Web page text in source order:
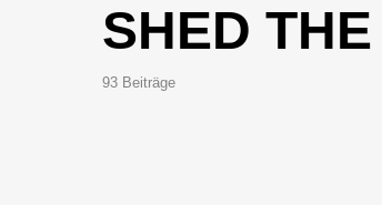
SHED
93 Beiträge